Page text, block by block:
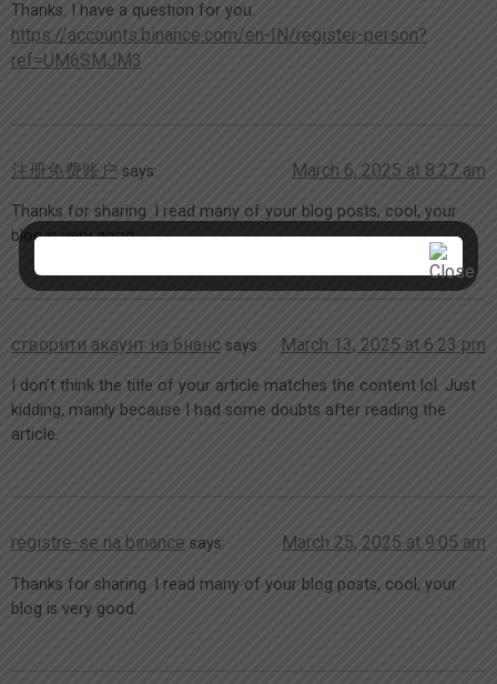
Thanks. I have a question for you.
https://accounts.binance.com/en-IN/register-person?
ref=UM6SMJM3
注册免费账户 says: March 6, 2025 at 8:27 am
Thanks for sharing. I read many of your blog posts, cool, your
blog is very good.
створити акаунт на бнанс says: March 13, 2025 at 6:23 pm
I don’t think the title of your article matches the content lol. Just
kidding, mainly because I had some doubts after reading the
article.
registre-se na binance says: March 25, 2025 at 9:05 am
Thanks for sharing. I read many of your blog posts, cool, your
blog is very good.